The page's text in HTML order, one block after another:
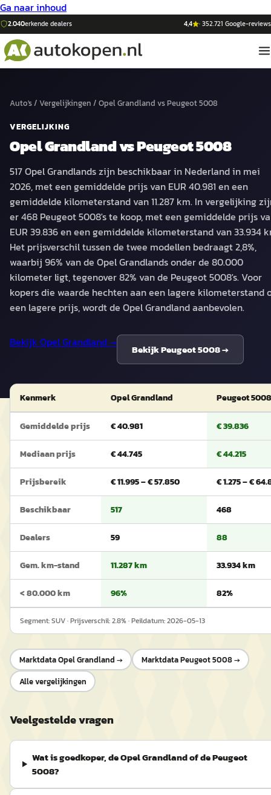
Ga naar inhoud
2.040erkende dealers 4,4 ·352.721 Google-reviews
Auto's/ Vergelijkingen / Opel Grandland vsPeugeot 5008
VERGELIJKING
Opel GrandlandvsPeugeot 5008
517 Opel Grandlands zijn beschikbaar in Nederland in mei
2026, met een gemiddelde prijs van EUR 40.981 en een
gemiddelde kilometerstand van 11.287 km. In vergelijking
er 468 Peugeot 5008's te koop, met een gemiddelde prijs
EUR 39.836 en een gemiddelde kilometerstand van 33.934
Het prijsverschil tussen de twee modellen bedraagt 2,8%,
waarbij 96% van de Opel Grandlands onder de 80.000
kilometer ligt, tegenover 82% van de Peugeot 5008's. Voor
kopers die waarde hechten aan een lagere kilometerstand
een lagere prijs, wordt de Opel Grandland aanbevolen.
Bekijk Opel Grandland→
BekijkPeugeot 5008→
Kenmerk Opel Grandland Peugeot 5008
Gemiddelde prijs € 40.981 € 39.836
Mediaan prijs € 44.745 € 44.215
Prijsbereik € 11.995 – € 57.850 € 1.275 – €
Beschikbaar 517 468
Dealers 59 88
Gem. km-stand 11.287 km 33.934 km
< 80.000 km 96% 82%
Segment:SUV· Prijsverschil:2.8% · Peildatum:2026-05-13
MarktdataOpel Grandland → MarktdataPeugeot 5008→
Alle vergelijkingen
Veelgestelde vragen
Wat is goedkoper, de Opel Grandland of de Peugeot
5008?